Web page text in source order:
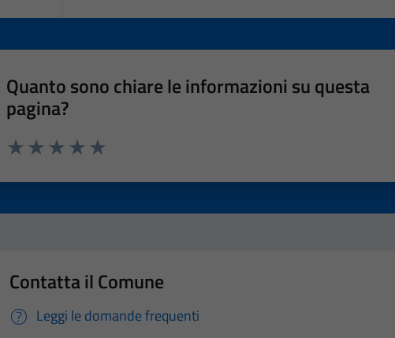
Quanto sono chiare le informazioni su questa
pagina?
Contatta il Comune
Leggi le domande frequenti